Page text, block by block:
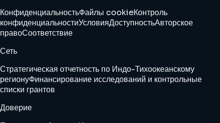
КонфиденциальностьФайлы cookieКонтроль
конфиденциальностиУсловияДоступностьАвторское
правоСоответствие
Сеть
Стратегическая отчетность по Индо-Тихоокеанскому
регионуФинансирование исследований и контрольные
списки грантов
Доверие